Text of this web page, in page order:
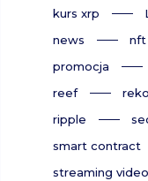
kurs xrp
news
nft
promocja
reef
ripple
smart contract
streaming video